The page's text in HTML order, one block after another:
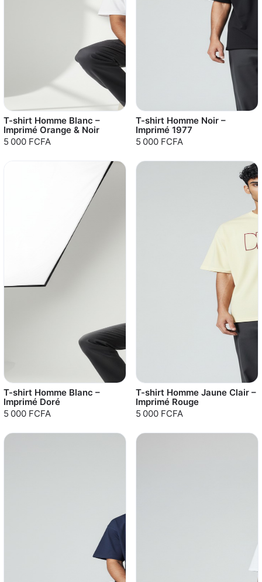
T-shirt Homme Blanc –
Imprimé Orange & Noir
5 000 FCFA
T-shirt Homme Noir –
Imprimé 1977
5 000 FCFA
T-shirt Homme Blanc –
Imprimé Doré
5 000 FCFA
T-shirt Homme Jaune Clair –
Imprimé Rouge
5 000 FCFA